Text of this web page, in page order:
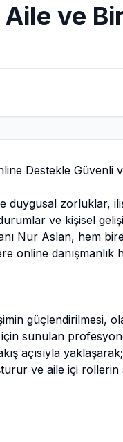
ve
Destekle Güvenli
duygusal zorluklar,
ve kişisel
Nur Aslan, hem
online danışmanlık
güçlendirilmesi,
için sunulan
açısıyla
ve aile içi rollerin